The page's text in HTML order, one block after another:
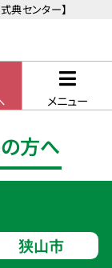
典センター】
メニュー
方へ
狭山市